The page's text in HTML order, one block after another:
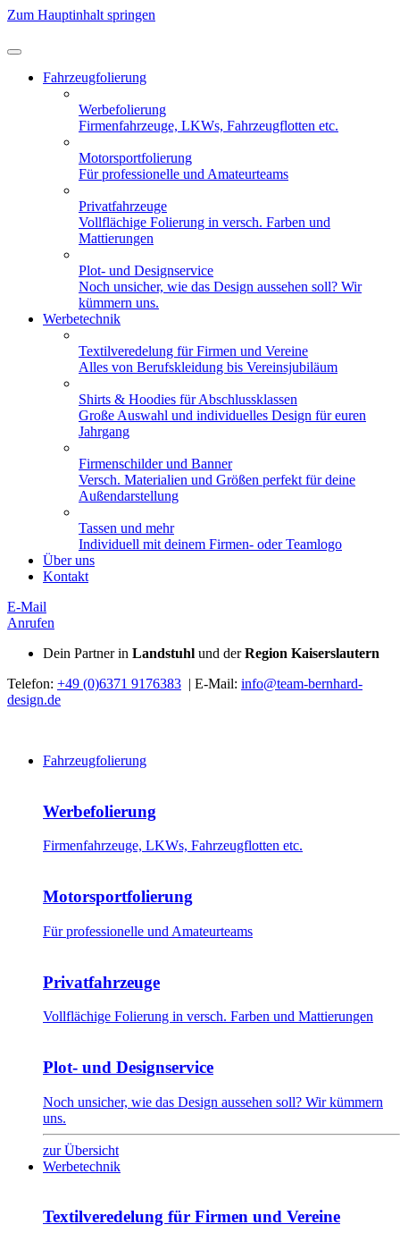
Zum Hauptinhalt springen
Fahrzeugfolierung
Werbefolierung
Firmenfahrzeuge, LKWs, Fahrzeugflotten etc.
Motorsportfolierung
Für professionelle und Amateurteams
Privatfahrzeuge
Vollflächige Folierung in versch. Farben und
Mattierungen
Plot- und Designservice
Noch unsicher, wie das Design aussehen soll? Wir
kümmern uns.
Werbetechnik
Textilveredelung für Firmen und Vereine
Alles von Berufskleidung bis Vereinsjubiläum
Shirts & Hoodies für Abschlussklassen
Große Auswahl und individuelles Design für euren
Jahrgang
Firmenschilder und Banner
Versch. Materialien und Größen perfekt für deine
Außendarstellung
Tassen und mehr
Individuell mit deinem Firmen- oder Teamlogo
Über uns
Kontakt
E-Mail
Anrufen
Dein Partner in Landstuhl und derRegion Kaiserslautern
Telefon: +49 (0)6371 9176383 | E-Mail: info@team-bernhard-
design.de
Fahrzeugfolierung
Werbefolierung
Firmenfahrzeuge, LKWs, Fahrzeugflotten etc.
Motorsportfolierung
Für professionelle und Amateurteams
Privatfahrzeuge
Vollflächige Folierung in versch. Farben und Mattierungen
Plot- und Designservice
Noch unsicher, wie das Design aussehen soll? Wir kümmern
uns.
zur Übersicht
Werbetechnik
Textilveredelung für Firmen und Vereine